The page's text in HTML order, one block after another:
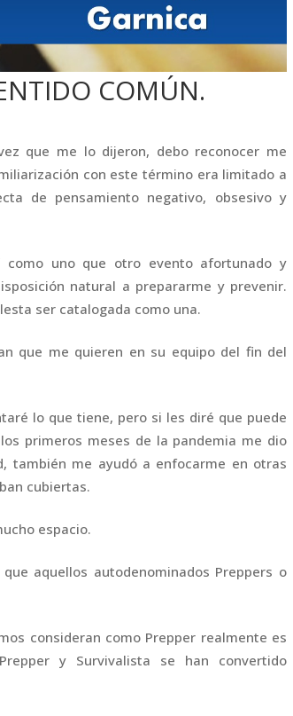
COMÚN.
que me lo dijeron, debo reconocer me
con este término era limitado a
de pensamiento negativo, obsesivo y
uno que otro evento afortunado y
natural a prepararme y prevenir.
ser catalogada como una.
que me quieren en su equipo del fin del
lo que tiene, pero si les diré que puede
primeros meses de la pandemia me dio
también me ayudó a enfocarme en otras
cubiertas.
espacio.
aquellos autodenominados Preppers o
consideran como Prepper realmente es
y Survivalista se han convertido